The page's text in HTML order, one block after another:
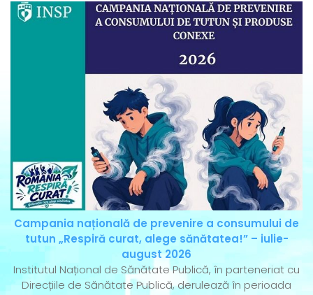
Campania națională de prevenire a consumului de
tutun „Respiră curat, alege sănătatea!” – iulie-
august 2026
Institutul Național de Sănătate Publică, în parteneriat cu
Direcțiile de Sănătate Publică, derulează în perioada